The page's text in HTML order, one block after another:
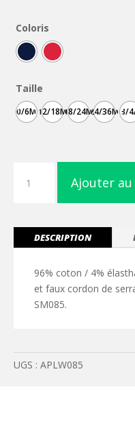
Coloris
Taille
0/6M 12/18M18/24M24/36M3/
pyjama
Ajouter
DESCRIPTION
96% coton / 4%
et faux cordon de
SM085.
UGS : APLW085